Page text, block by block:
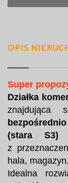
OPIS
Super
Działka
znajdująca
(stara S3)
z
hala,
Idealna